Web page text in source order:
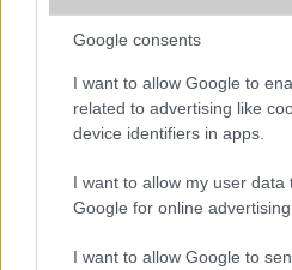
Google consents
I want to allow Google to
related to advertising like
device identifiers in apps.
I want to allow my user data
Google for online
I want to allow Google to
SAR
N/A = Nincs adat. Legutóbbi frissítés: